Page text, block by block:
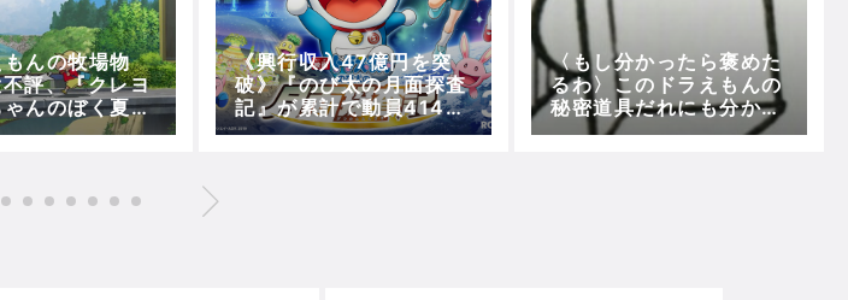
んの牧場物
評、『クレヨ
んのぼく夏』
この差は何
《興行収入47億円を突
破》『のび太の月面探査
記』が累計で動員414万
人超え！7週連続でTOP1
〈もし分かったら褒めた
るわ〉このドラえもんの
秘密道具だれにも分から
ない説